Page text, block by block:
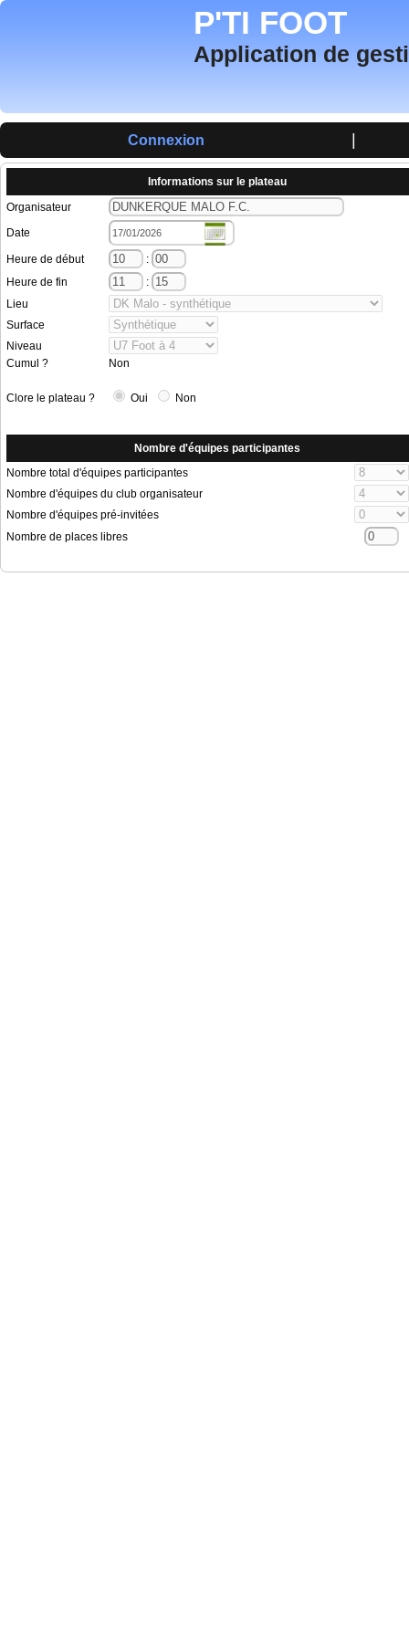
P'TI FOOT
Application de
Connexion
Informations sur le plateau
Organisateur
Date
Heure de début
:
Heure de fin
:
Lieu
Surface
Niveau
Cumul ?
Non
Clore le plateau ? Oui Non
Nombre d'équipes participantes
Nombre total d'équipes participantes
Nombre d'équipes du club organisateur
Nombre d'équipes pré-invitées
Nombre de places libres